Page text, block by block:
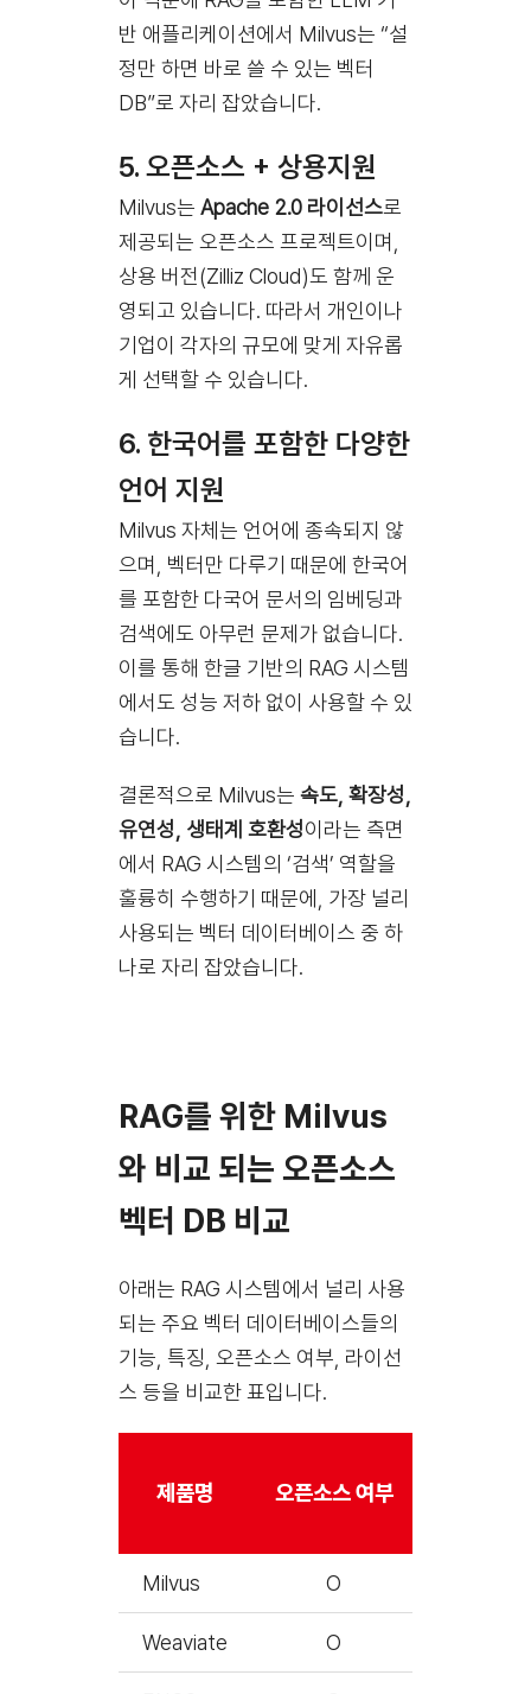
반 애플리케이션에서 Milvus는 “설
정만 하면 바로 쓸 수 있는 벡터
DB”로 자리 잡았습니다.
5. 오픈소스 + 상용지원
Milvus는 Apache 2.0 라이선스로
제공되는 오픈소스 프로젝트이며,
상용 버전(Zilliz Cloud)도 함께 운
영되고 있습니다. 따라서 개인이나
기업이 각자의 규모에 맞게 자유롭
게 선택할 수 있습니다.
6. 한국어를 포함한 다양한
언어 지원
Milvus 자체는 언어에 종속되지 않
으며, 벡터만 다루기 때문에 한국어
를 포함한 다국어 문서의 임베딩과
검색에도 아무런 문제가 없습니다.
이를 통해 한글 기반의 RAG 시스템
에서도 성능 저하 없이 사용할 수 있
습니다.
결론적으로 Milvus는 속도, 확장성,
유연성, 생태계 호환성이라는 측면
에서 RAG 시스템의 ‘검색’ 역할을
훌륭히 수행하기 때문에, 가장 널리
사용되는 벡터 데이터베이스 중 하
나로 자리 잡았습니다.
RAG를 위한 Milvus
와 비교 되는 오픈소스
벡터 DB 비교
아래는 RAG 시스템에서 널리 사용
되는 주요 벡터 데이터베이스들의
기능, 특징, 오픈소스 여부, 라이선
스 등을 비교한 표입니다.
제품명 오픈소스 여부
Milvus O
Weaviate O